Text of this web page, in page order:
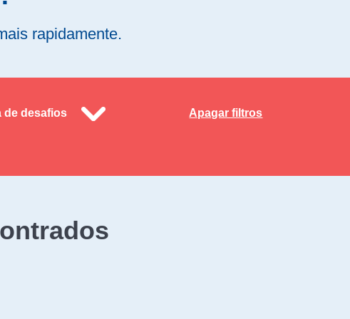
rapidamente.
de desafios Apagar filtros